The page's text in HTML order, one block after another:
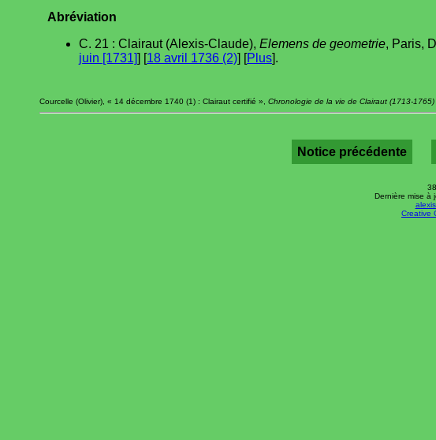
Abréviation
C. 21 : Clairaut (Alexis-Claude), Elemens de geometrie, Paris,
juin [1731]] [18 avril 1736 (2)] [Plus].
Courcelle (Olivier), « 14 décembre 1740 (1) : Clairaut certifié », Chronologie de la vie de Clairaut (1713-1765)
Notice précédente
Dernière mise à
Creative